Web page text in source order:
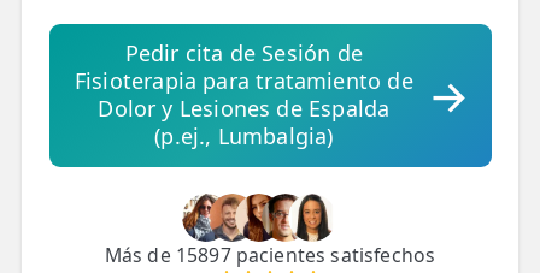
✨ Fisioestética
✨ Radiofrecuencia INDIBA
✨ Drenaje Linfático Manual
✨ Presoterapia
✨ Cicatrices y Estrías
Pedir cita de Sesión de
Fisioterapia para tratamiento de
Dolor y Lesiones de Espalda
(p.ej., Lumbalgia)
Más de 15897 pacientes satisfechos